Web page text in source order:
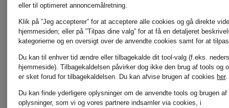
eller til optimeret annoncemålretning.
Klik på ”Jeg accepterer” for at acceptere alle cookies og gå direkte
hjemmesiden; eller på ”Tilpas dine valg” for at få en detaljeret
kategorierne og en oversigt over de anvendte cookies samt for at
Du kan til enhver tid ændre eller tilbagekalde dit tool-valg (f.eks.
hjemmeside). Tilbagekaldelsen påvirker dog ikke den brug af tools og
er sket forud for tilbagekaldelsen. Du kan afvise brugen af cookies her.
Du kan finde yderligere oplysninger om de anvendte tools og brugen af
oplysninger, som vi og vores partnere indsamler via cookies, i